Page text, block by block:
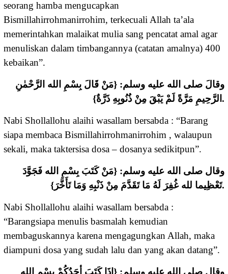
seorang hamba mengucapkan
Bismillahirrohmanirrohim, terkecuali Allah ta’ala
memerintahkan malaikat mulia sang pencatat amal agar
menuliskan dalam timbangannya (catatan amalnya) 400
kebaikan”.
وقالَ صلى الله عليه وسلم: {مَنْ قَالَ بِسْمِ الله الرَّحْمٰنِ
الرَّحِيمِ مَرَّةً لَمْ يَبْقَ مِنْ ذُنُوبِهِ ذَرَّةٌ}.
Nabi Shollallohu alaihi wasallam bersabda : “Barang
siapa membaca Bismillahirrohmanirrohim , walaupun
sekali, maka taktersisa dosa – dosanya sedikitpun”.
وقال صلى الله عليه وسلم: {مَنْ كَتَبَ بِسْمِ الله فَجَوَّدَ
تَعْظِيما لله غُفِرَ لَهُ مَا تَقَدَّمَ مِنْ ذَنْبِهِ وَمَا تَأَخَّرَ}.
Nabi Shollallohu alaihi wasallam bersabda :
“Barangsiapa menulis basmalah kemudian
membaguskannya karena mengagungkan Allah, maka
diampuni dosa yang sudah lalu dan yang akan datang”.